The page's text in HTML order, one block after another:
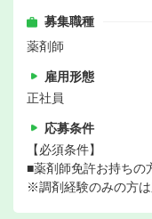
募集職種
薬剤師
雇用形態
正社員
応募条件
【必須条件】
■薬剤師免許お持ちの
※調剤経験のみの方